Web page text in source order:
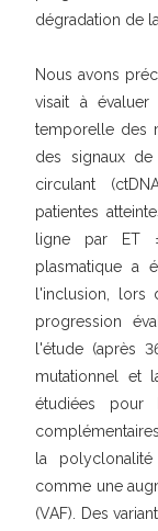
dégradation de
Nous avons
visait à
temporelle des
des signaux de
circulant
patientes
ligne par ET
plasmatique a
l'inclusion, lors
progression
l'étude (après
mutationnel et
étudiées pour
la
comme une
(VAF). Des